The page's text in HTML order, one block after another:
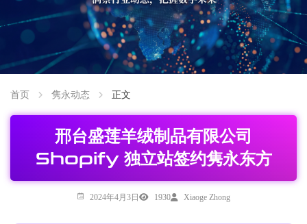
首页 隽永动态 正文
邢台盛莲羊绒制品有限公司
Shopify 独立站签约隽永东方
2024年4月3日 1930 Xiaoge Zhong